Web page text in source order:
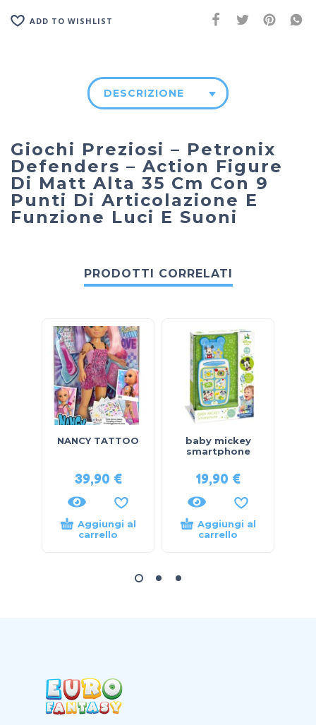
ADD TO WISHLIST
DESCRIZIONE
Giochi Preziosi – Petronix
Defenders – Action Figure
Di Matt Alta 35 Cm Con 9
Punti Di Articolazione E
Funzione Luci E Suoni
PRODOTTI CORRELATI
NANCY TATTOO
39,90 €
Aggiungi al
carrello
baby mickey
smartphone
19,90 €
Aggiungi al
carrello